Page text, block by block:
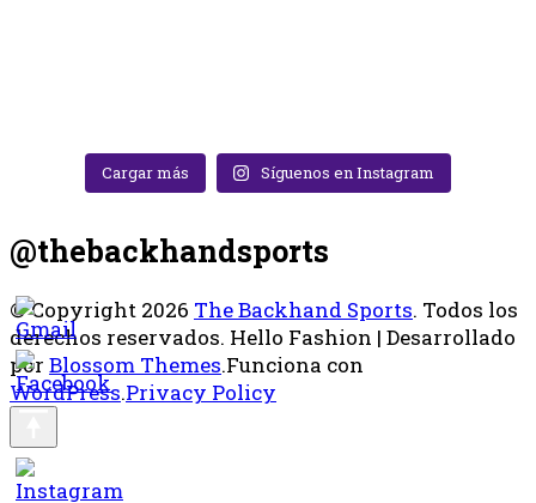
Cargar más Síguenos en Instagram
@thebackhandsports
© Copyright 2026 The Backhand Sports. Todos los
derechos reservados. Hello Fashion | Desarrollado
por Blossom Themes.Funciona con
WordPress.Privacy Policy